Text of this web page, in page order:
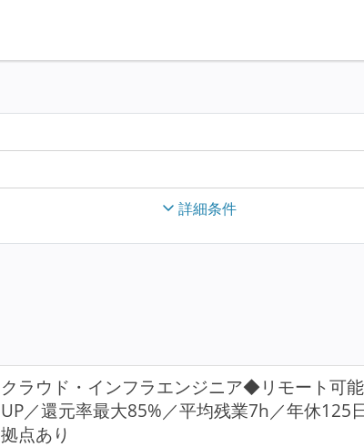
詳細条件
クラウド・インフラエンジニア◆リモート可
UP／還元率最大85%／平均残業7h／年休125
拠点あり